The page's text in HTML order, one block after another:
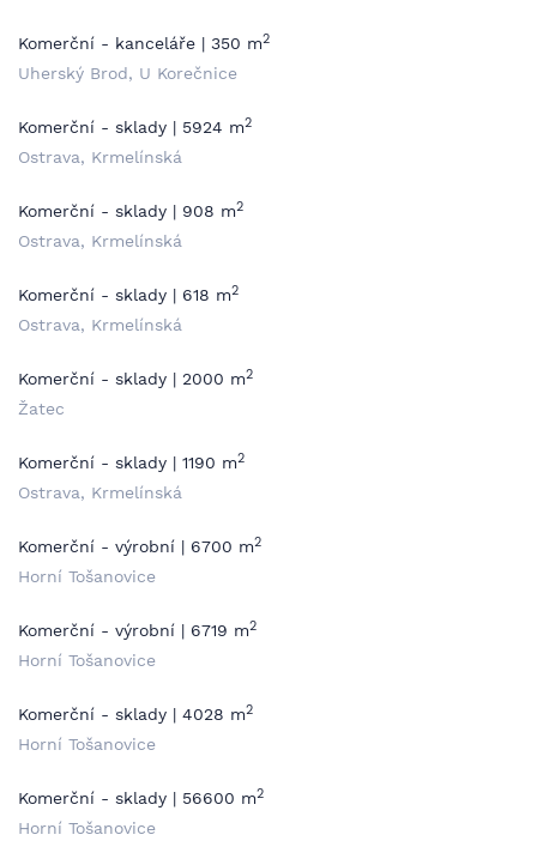
Komerční - kanceláře | 350 m2
Uherský Brod, U Korečnice
Komerční - sklady | 5924 m2
Ostrava, Krmelínská
Komerční - sklady | 908 m2
Ostrava, Krmelínská
Komerční - sklady | 618 m2
Ostrava, Krmelínská
Komerční - sklady | 2000 m2
Žatec
Komerční - sklady | 1190 m2
Ostrava, Krmelínská
Komerční - výrobní | 6700 m2
Horní Tošanovice
Komerční - výrobní | 6719 m2
Horní Tošanovice
Komerční - sklady | 4028 m2
Horní Tošanovice
Komerční - sklady | 56600 m2
Horní Tošanovice